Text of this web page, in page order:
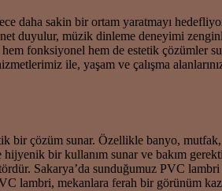
daha sakin bir ortam yaratmayı
duyulur, müzik dinleme deneyimi
fonksiyonel hem de estetik çözümler
ile, yaşam ve çalışma
bir çözüm sunar. Özellikle banyo,
bir kullanım sunar ve bakım
Sakarya’da sunduğumuz PVC
lambri, mekanlara ferah bir görünüm